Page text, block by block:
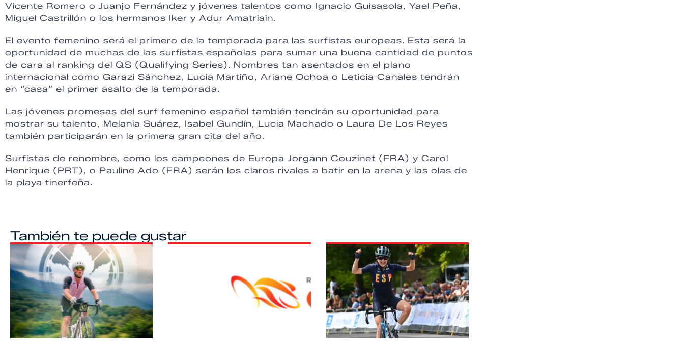
Vicente Romero o Juanjo Fernández y jóvenes talentos como Ignacio Guisasola, Yael Peña,
Miguel Castrillón o los hermanos Iker y Adur Amatriain.
El evento femenino será el primero de la temporada para las surfistas europeas. Esta será la
oportunidad de muchas de las surfistas españolas para sumar una buena cantidad de puntos
de cara al ranking del QS (Qualifying Series). Nombres tan asentados en el plano
internacional como Garazi Sánchez, Lucia Martiño, Ariane Ochoa o Leticia Canales tendrán
en “casa” el primer asalto de la temporada.
Las jóvenes promesas del surf femenino español también tendrán su oportunidad para
mostrar su talento, Melania Suárez, Isabel Gundín, Lucia Machado o Laura De Los Reyes
también participarán en la primera gran cita del año.
Surfistas de renombre, como los campeones de Europa Jorgann Couzinet (FRA) y Carol
Henrique (PRT), o Pauline Ado (FRA) serán los claros rivales a batir en la arena y las olas de
la playa tinerfeña.
También te puede gustar